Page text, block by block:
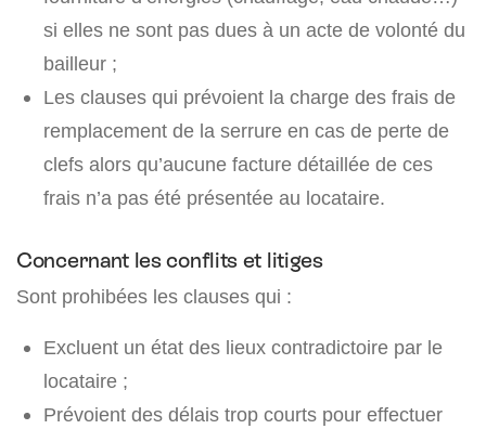
si elles ne sont pas dues à un acte de volonté du
bailleur ;
Les clauses qui prévoient la charge des frais de
remplacement de la serrure en cas de perte de
clefs alors qu’aucune facture détaillée de ces
frais n’a pas été présentée au locataire.
Concernant les conflits et litiges
Sont prohibées les clauses qui :
Excluent un état des lieux contradictoire par le
locataire ;
Prévoient des délais trop courts pour effectuer